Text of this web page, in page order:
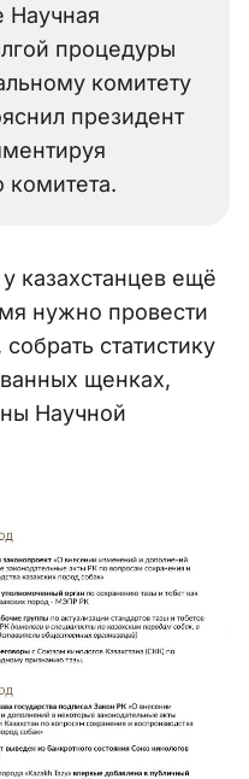
Научная
процедуры
комитету
президент
комитета.
казахстанцев ещё
нужно провести
статистику
щенках,
Научной